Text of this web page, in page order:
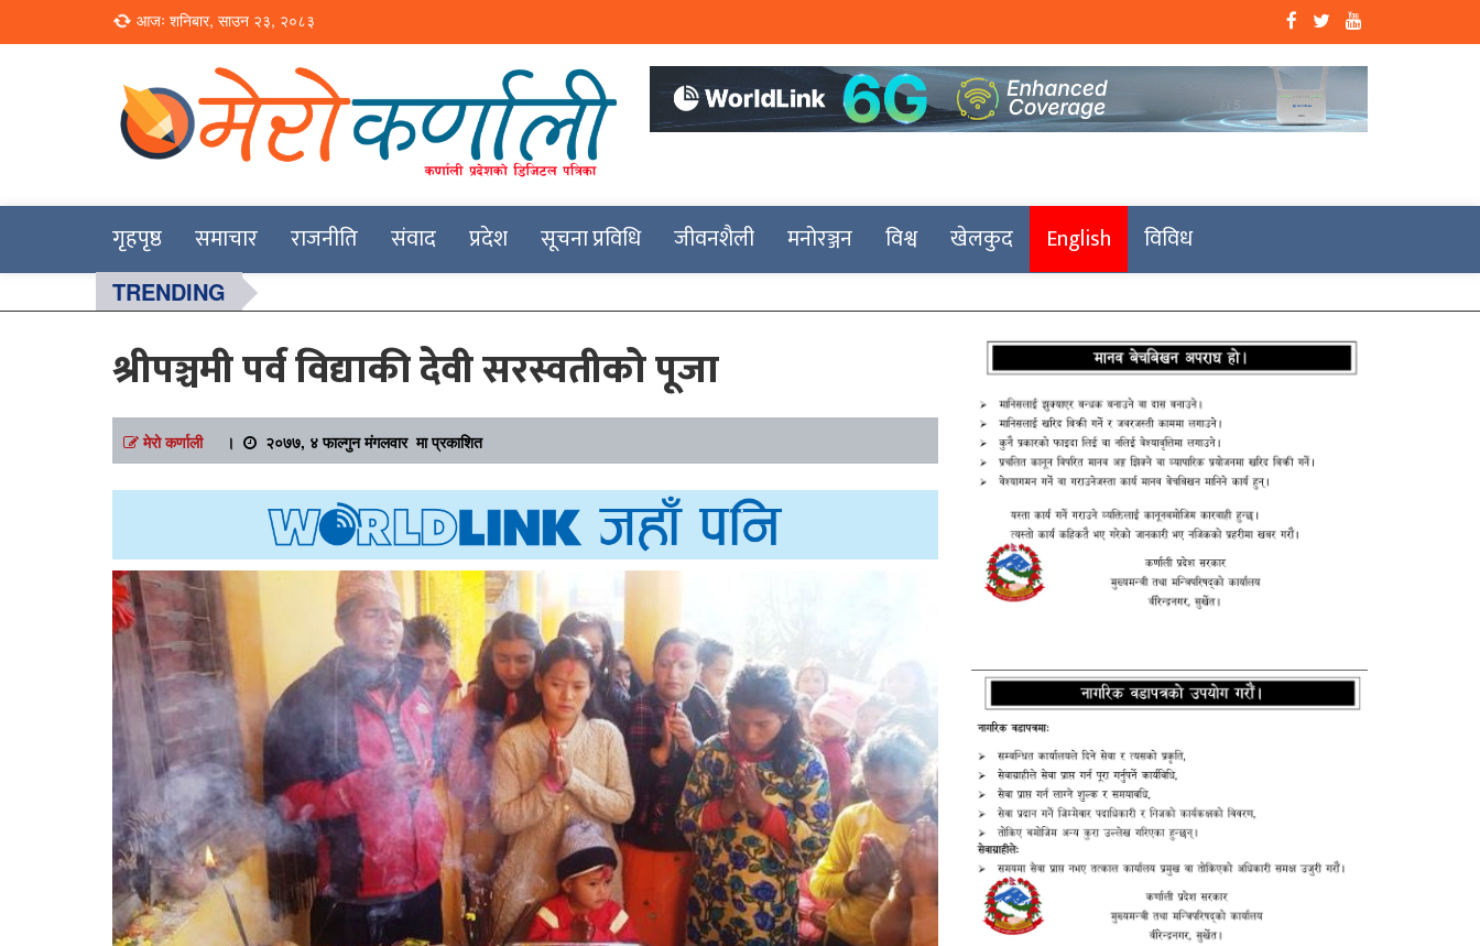
Loading...
आजः शनिबार, साउन २३, २०८३
Merokarnali
गृहपृष्ठ समाचार राजनीति संवाद प्रदेश सूचना प्रविधि जीवनशैली मनोरञ्जन विश्व खेलकुद English विविध
TRENDING
श्रीपञ्चमी पर्व विद्याकी देवी सरस्वतीको पूजा
मेरो कर्णाली। २०७७, ४ फाल्गुन मंगलवार मा प्रकाशित